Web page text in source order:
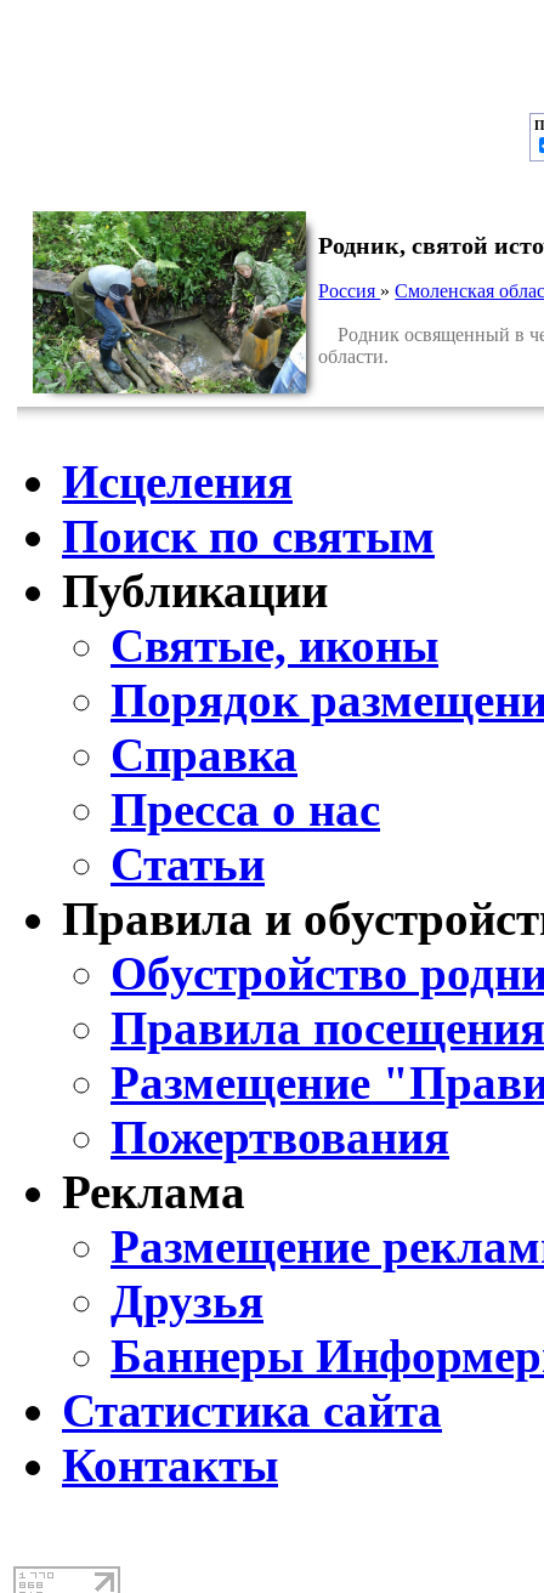
Родник, святой
Россия »Смоленская
Родник освященный в
области.
Исцеления
Поиск по святым
Публикации
Святые, иконы
Порядок
Справка
Пресса о нас
Статьи
Правила и
Обустройство
Правила
Размещение
Пожертвования
Реклама
Размещение
Друзья
Баннеры
Статистика сайта
Контакты